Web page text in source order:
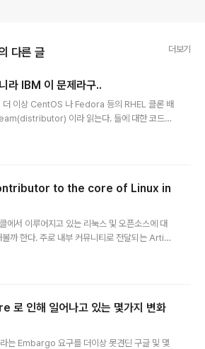
다른 글 더보기
라 IBM 이 문제라구..
더 이상 CentOS 나 Fedora 등의 RHEL 클론 배
이라 읽는다. 들에 대한 코드
듯 하다. 이에 따라 Jeff Geerling 이라는 Ansib
이상 레드햇과 관련된 코드 기여를 중단하겠다
읽어봐도 난 이해가 안가는게... ..
to the core of Linux in
서 이루어지고 있는 리눅스 및 오픈소스에 대
까 한다. 주로 내부 커뮤니티로 전달되는 Articl
크게 상관없는 것 같다. 우선 그 첫번째로 제목
은 LWN 에 커널 코드에 대한 기여도 순위를
들이 모두가 자유롭게 사용할 수 있도록 공개된
심을 보이고 있으며 그중 레드햇..
인해 일어나고 있는 몇가지 변화
는 Embargo 요구를 더이상 못견딘 구글 및 몇